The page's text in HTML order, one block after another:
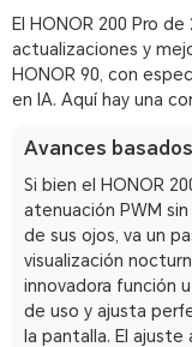
El HONOR 200 Pro
actualizaciones y
HONOR 90, con
en IA. Aquí hay una
Avances
Si bien el HONOR
atenuación PWM
de sus ojos, va un
visualización
innovadora función
de uso y ajusta
la pantalla. El